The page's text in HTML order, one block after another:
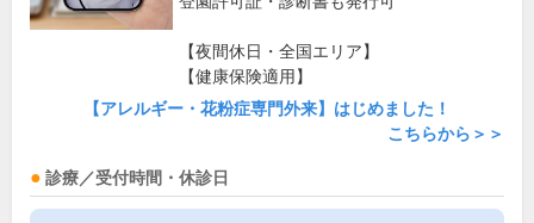
【夜間休日・全国エリア】
【健康保険適用】
【アレルギー・花粉症専門外来】はじめました！
こちらから＞＞
診療／受付時間・休診日